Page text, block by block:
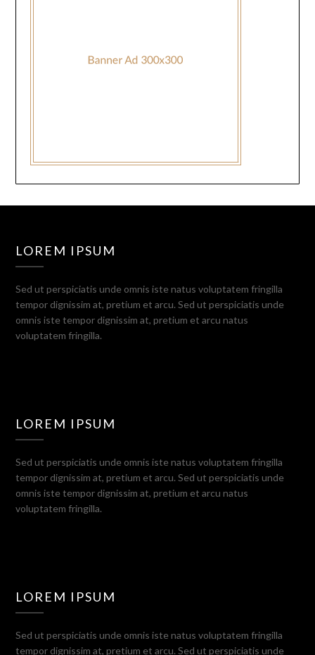
LOREM IPSUM
Sed ut perspiciatis unde omnis iste natus voluptatem fringilla
tempor dignissim at, pretium et arcu. Sed ut perspiciatis unde
omnis iste tempor dignissim at, pretium et arcu natus
voluptatem fringilla.
LOREM IPSUM
Sed ut perspiciatis unde omnis iste natus voluptatem fringilla
tempor dignissim at, pretium et arcu. Sed ut perspiciatis unde
omnis iste tempor dignissim at, pretium et arcu natus
voluptatem fringilla.
LOREM IPSUM
Sed ut perspiciatis unde omnis iste natus voluptatem fringilla
tempor dignissim at, pretium et arcu. Sed ut perspiciatis unde